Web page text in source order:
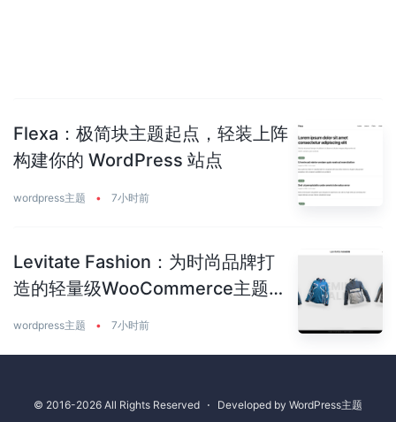
Flexa：极简块主题起点，轻装上阵
构建你的 WordPress 站点
wordpress主题 • 7小时前
Levitate Fashion：为时尚品牌打
造的轻量级WooCommerce主题，
wordpress主题 • 7小时前
© 2016-2026 All Rights Reserved ⋅ Developed by WordPress主题